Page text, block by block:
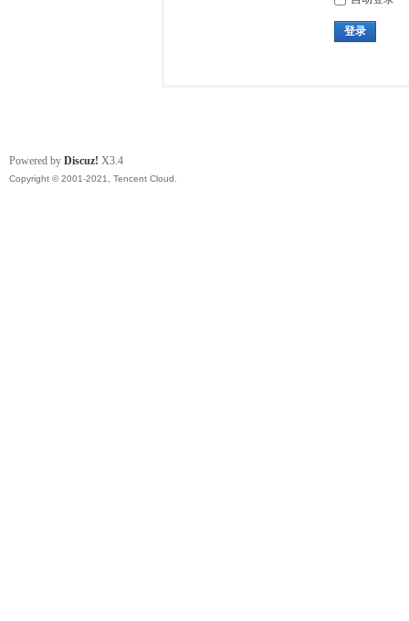
登录
Powered by Discuz! X3.4
Copyright © 2001-2021, Tencent Cloud.